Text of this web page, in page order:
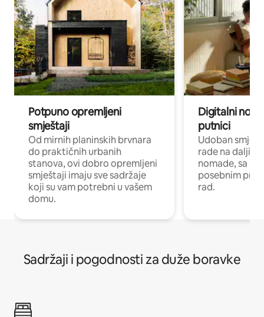
Potpuno opremljeni
smještaji
Od mirnih planinskih brvnara
do praktičnih urbanih
stanova, ovi dobro opremljeni
smještaji imaju sve sadržaje
koji su vam potrebni u vašem
domu.
Digitalni
putnici
Udoban
rade na
nomade, sa
posebnim
rad.
Sadržaji i pogodnosti za duže boravke